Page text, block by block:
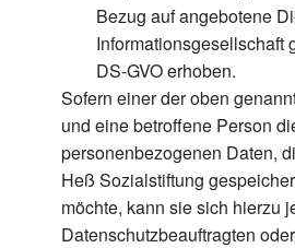
Bezug auf angebotene
Informationsgesellschaft
DS-GVO erhoben.
Sofern einer der oben
und eine betroffene Person
personenbezogenen Daten,
Heß Sozialstiftung
möchte, kann sie sich hierzu
Datenschutzbeauftragten